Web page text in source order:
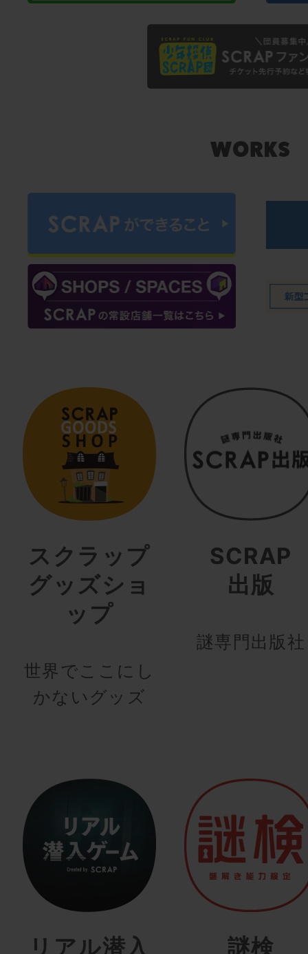
スクラップ
グッズショ
ップ
世界でここにし
かないグッズ
SCRAP
出版
謎専門出版社
リアル潜入 謎検